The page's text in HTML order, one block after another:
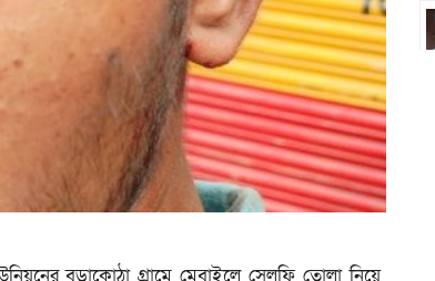
বড়াকোঠা গ্রামে মেবাইলে সেলফি তোলা নিয়ে